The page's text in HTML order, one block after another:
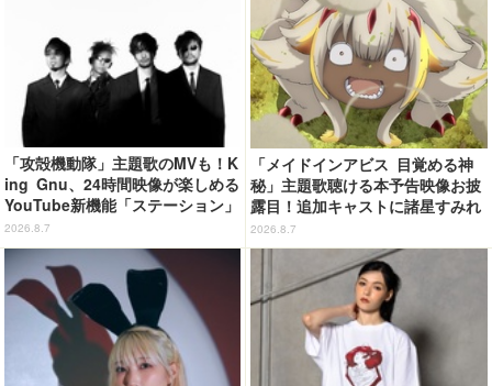
「攻殻機動隊」主題歌のMVも！K
ing Gnu、24時間映像が楽しめる
YouTube新機能「ステーション」
ページを公開
2026.8.7
「メイドインアビス 目覚める神
秘」主題歌聴ける本予告映像お披
露目！追加キャストに諸星すみれ
&星野貴紀
2026.8.7